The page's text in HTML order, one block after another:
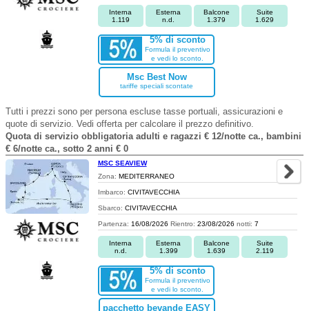
Interna
1.119
Esterna
n.d.
Balcone
1.379
Suite
1.629
5% di sconto
Formula il preventivo
e vedi lo sconto.
Msc Best Now
tariffe speciali scontate
Tutti i prezzi sono per persona escluse tasse portuali, assicurazioni e
quote di servizio. Vedi offerta per calcolare il prezzo definitivo.
Quota di servizio obbligatoria adulti e ragazzi € 12/notte ca., bambini
€ 6/notte ca., sotto 2 anni € 0
MSC SEAVIEW
Zona: MEDITERRANEO
Imbarco: CIVITAVECCHIA
Sbarco: CIVITAVECCHIA
Partenza: 16/08/2026 Rientro: 23/08/2026 notti: 7
Interna
n.d.
Esterna
1.399
Balcone
1.639
Suite
2.119
5% di sconto
Formula il preventivo
e vedi lo sconto.
pacchetto bevande EASY